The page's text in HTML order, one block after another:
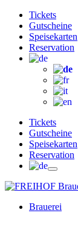
Zum
Inhalt
springen
Facebook
Instagram
YouTubeTickets
Gutscheine
Speisekarten
Reservation
Tickets
Gutscheine
Speisekarten
Reservation
Brauerei